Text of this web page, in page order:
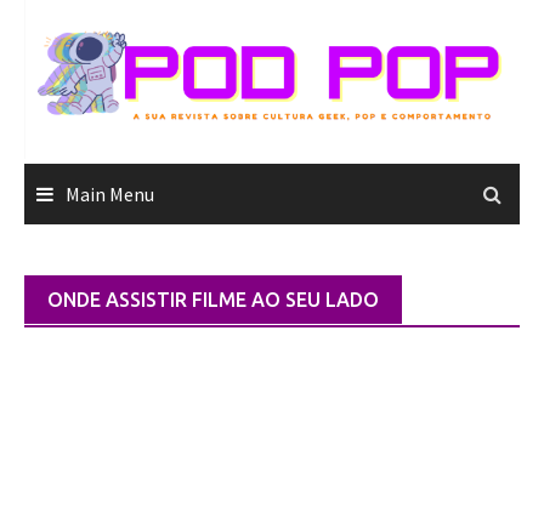
content
Main Menu
ONDE ASSISTIR FILME AO SEU LADO